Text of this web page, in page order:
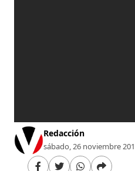
Redacción
sábado, 26 noviembre